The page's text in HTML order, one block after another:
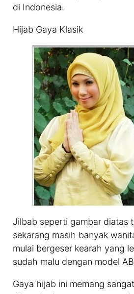
di Indonesia.
Hijab Gaya Klasik
Jilbab seperti gambar diatas
sekarang masih banyak
mulai bergeser kearah yang
sudah malu dengan model
Gaya hijab ini memang